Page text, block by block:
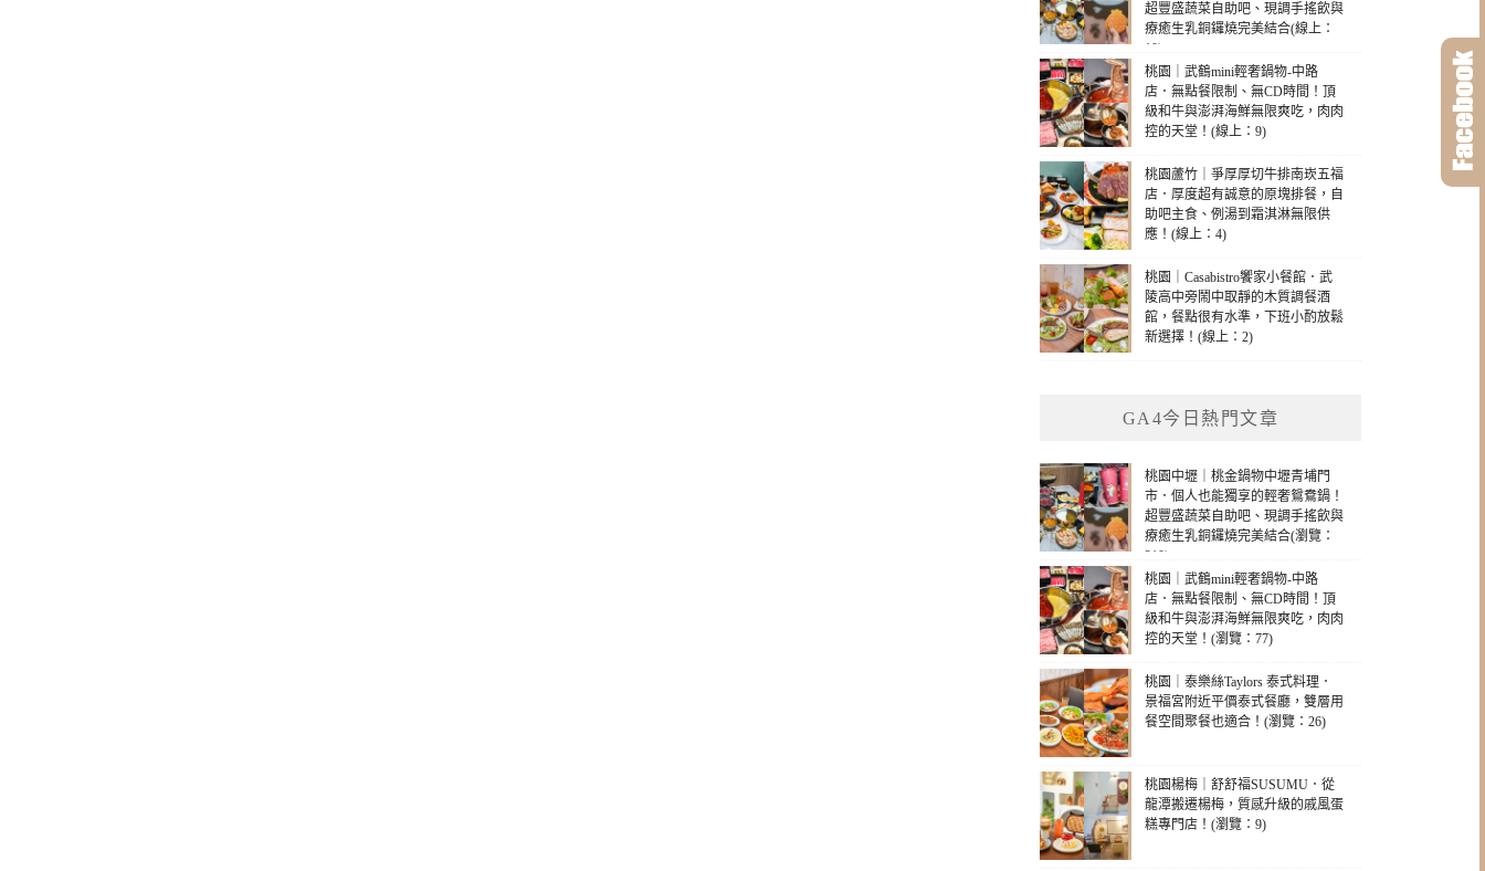
超豐盛蔬菜自助吧、現調手搖飲與
療癒生乳銅鑼燒完美結合(線上：
10)
桃園｜武鶴mini輕奢鍋物-中路
店．無點餐限制、無CD時間！頂
級和牛與澎湃海鮮無限爽吃，肉肉
控的天堂！(線上：9)
桃園蘆竹｜爭厚厚切牛排南崁五福
店．厚度超有誠意的原塊排餐，自
助吧主食、例湯到霜淇淋無限供
應！(線上：4)
桃園｜Casabistro饗家小餐館．武
陵高中旁鬧中取靜的木質調餐酒
館，餐點很有水準，下班小酌放鬆
新選擇！(線上：2)
GA4今日熱門文章
桃園中壢｜桃金鍋物中壢青埔門
市．個人也能獨享的輕奢鴛鴦鍋！
超豐盛蔬菜自助吧、現調手搖飲與
療癒生乳銅鑼燒完美結合(瀏覽：
210)
桃園｜武鶴mini輕奢鍋物-中路
店．無點餐限制、無CD時間！頂
級和牛與澎湃海鮮無限爽吃，肉肉
控的天堂！(瀏覽：77)
桃園｜泰樂絲Taylors 泰式料理．
景福宮附近平價泰式餐廳，雙層用
餐空間聚餐也適合！(瀏覽：26)
桃園楊梅｜舒舒福SUSUMU．從
龍潭搬遷楊梅，質感升級的戚風蛋
糕專門店！(瀏覽：9)